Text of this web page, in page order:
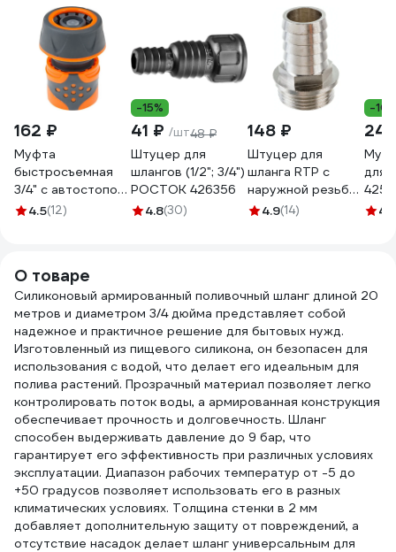
162 ₽
Муфта
быстросъемная
3/4" с автостопом
STARTUL ST6016-
4.5(12)
-15%
41 ₽ /шт48 ₽
Штуцер для
шлангов (1/2"; 3/4")
РОСТОК 426356
4.8(30)
148 ₽
Штуцер для
шланга RTP с
наружной резьбой
G 20х3/4 25157
4.9(14)
-
для
4.3
О товаре
Силиконовый армированный поливочный шланг длиной 20
метров и диаметром 3/4 дюйма представляет собой
надежное и практичное решение для бытовых нужд.
Изготовленный из пищевого силикона, он безопасен для
использования с водой, что делает его идеальным для
полива растений. Прозрачный материал позволяет легко
контролировать поток воды, а армированная конструкция
обеспечивает прочность и долговечность. Шланг
способен выдерживать давление до 9 бар, что
гарантирует его эффективность при различных условиях
эксплуатации. Диапазон рабочих температур от -5 до
+50 градусов позволяет использовать его в разных
климатических условиях. Толщина стенки в 2 мм
добавляет дополнительную защиту от повреждений, а
отсутствие насадок делает шланг универсальным для